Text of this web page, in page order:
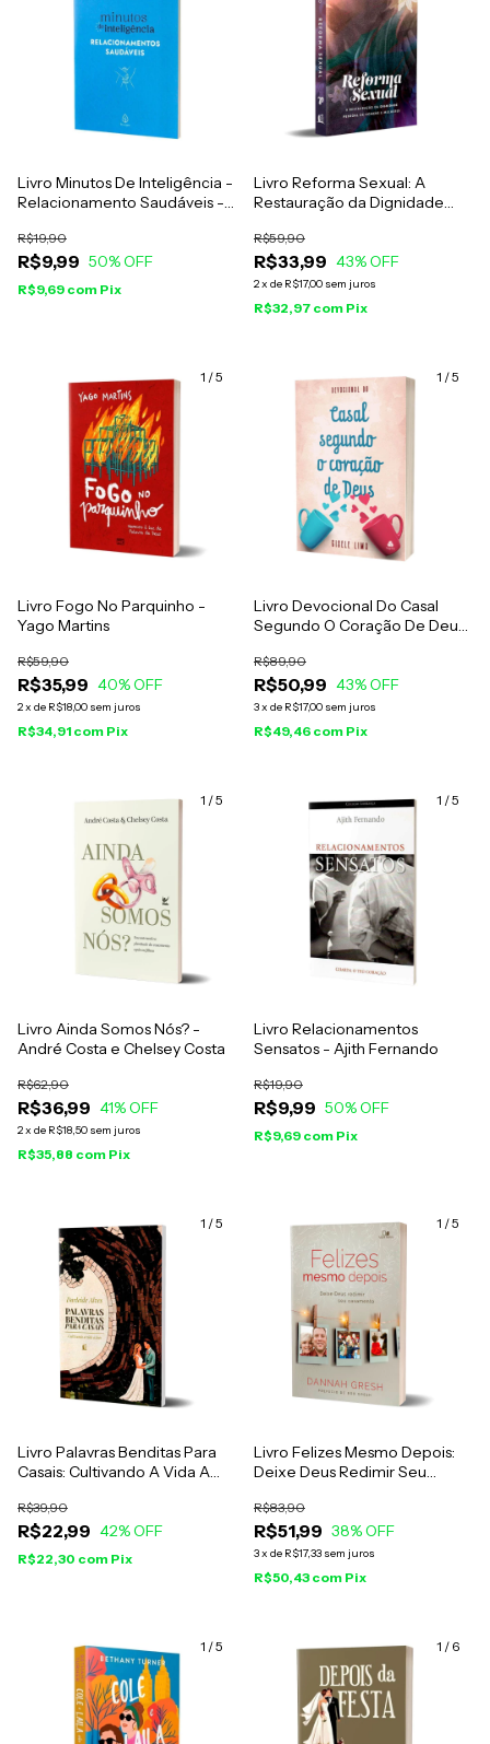
Livro Minutos De Inteligência -
Relacionamento Saudáveis -
R$9,99
R$19,90
50% OFF
R$9,69 com Pix
Livro Reforma Sexual: A
Restauração da Dignidade
Mulheres - Aimee Byrd
R$33,99
R$59,90
43% OFF
2x de R$17,00 sem juros
R$32,97 com Pix
1 /5
Livro Fogo No Parquinho -
Yago Martins
R$35,99
R$59,90
40% OFF
2x de R$18,00 sem juros
R$34,91 com Pix
1 /5
Livro Devocional Do Casal
Segundo O Coração De Deus
R$50,99
R$89,90
43% OFF
3x de R$17,00 sem juros
R$49,46 com Pix
1 /5
Livro Ainda Somos Nós? -
André Costa e Chelsey Costa
R$36,99
R$62,90
41% OFF
2x de R$18,50 sem juros
R$35,88 com Pix
1 /5
Livro Relacionamentos
Sensatos - Ajith Fernando
R$9,99
R$19,90
50% OFF
R$9,69 com Pix
1 /5
Livro Palavras Benditas Para
Casais: Cultivando A Vida A
R$22,99
R$39,90
42% OFF
R$22,30 com Pix
1 /5
Livro Felizes Mesmo Depois:
Deixe Deus Redimir Seu
R$51,99
R$83,90
38% OFF
3x de R$17,33 sem juros
R$50,43 com Pix
1 /5 1 / 6